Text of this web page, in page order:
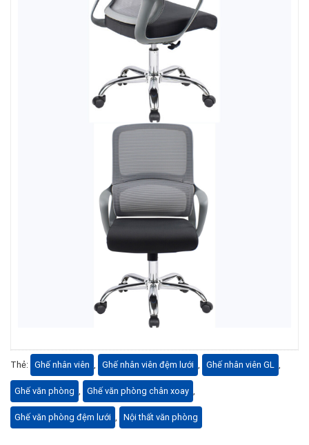
Thẻ: Ghế nhân viên Ghế nhân viên đệm lưới Ghế nhân viên GL
Ghế văn phòng Ghế văn phòng chân xoay
Ghế văn phòng đệm lưới Nội thất văn phòng